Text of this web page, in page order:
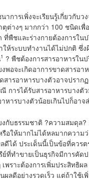
การเพิ่งจะเรียนรู้เกี่ยวกับ
ต่างๆ มากกว่า 100 ชนิดเ
ที่พืชและร่างกายต้องการใ
ห้ระบบทำงานได้ไม่ปกติ ซึ่
1 ? พืชต้องการสารอาหารใน
พอจะเกิดอาการขาดสารอ
ารอาหารบางตัวอาจปราก
การได้รับสารอาหารบาง
หารบางตัวน้อยเกินไปก็อา
งกับธรรมชาติ ?ความสมดุ
อให้มากไม่ได้หลมากควา
ดีได้ ประเด็นนี้เป็นข้อที่คว
ที่ทำขายเป็นธุรกิจมีการคัด
พราะต้องการเพิ่มประสิทธิ
ลดีอย่างรวดเร็ว แต่ถ้าใช้